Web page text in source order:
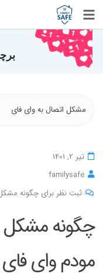
مشکل اتصال به وای فای
تیر 2, 1401
familysafe
ثبت نظر برای چگونه
چگونه
مودم وای فای